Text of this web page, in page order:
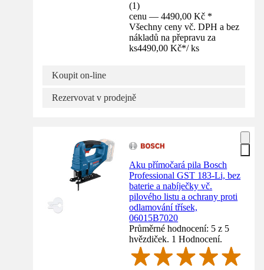
(1)
cenu — 4490,00 Kč *
Všechny ceny vč. DPH a bez
nákladů na přepravu za
ks4490,00 Kč*/ ks
Koupit on-line
Rezervovat v prodejně
Aku přímočará pila Bosch
Professional GST 183-Li, bez
baterie a nabíječky vč.
pilového listu a ochrany proti
odlamování třísek,
06015B7020
Průměrné hodnocení: 5 z 5
hvězdiček. 1 Hodnocení.